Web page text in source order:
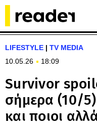
LIFESTYLE | TV MEDIA
10.05.26
18:09
Survivor
σήμερα (10/
και ποιοι